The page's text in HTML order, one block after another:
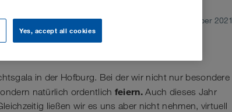
December 2021
in der Hofburg. Bei der wir nicht nur besondere
natürlich ordentlich feiern.Auch dieses Jahr
ließen wir es uns aber nicht nehmen, virtuell
Yes, accept all cookies